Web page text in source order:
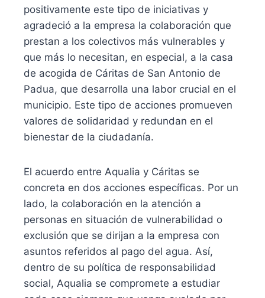
positivamente este tipo de iniciativas y
agradeció a la empresa la colaboración que
prestan a los colectivos más vulnerables y
que más lo necesitan, en especial, a la casa
de acogida de Cáritas de San Antonio de
Padua, que desarrolla una labor crucial en el
municipio. Este tipo de acciones promueven
valores de solidaridad y redundan en el
bienestar de la ciudadanía.
El acuerdo entre Aqualia y Cáritas se
concreta en dos acciones específicas. Por un
lado, la colaboración en la atención a
personas en situación de vulnerabilidad o
exclusión que se dirijan a la empresa con
asuntos referidos al pago del agua. Así,
dentro de su política de responsabilidad
social, Aqualia se compromete a estudiar